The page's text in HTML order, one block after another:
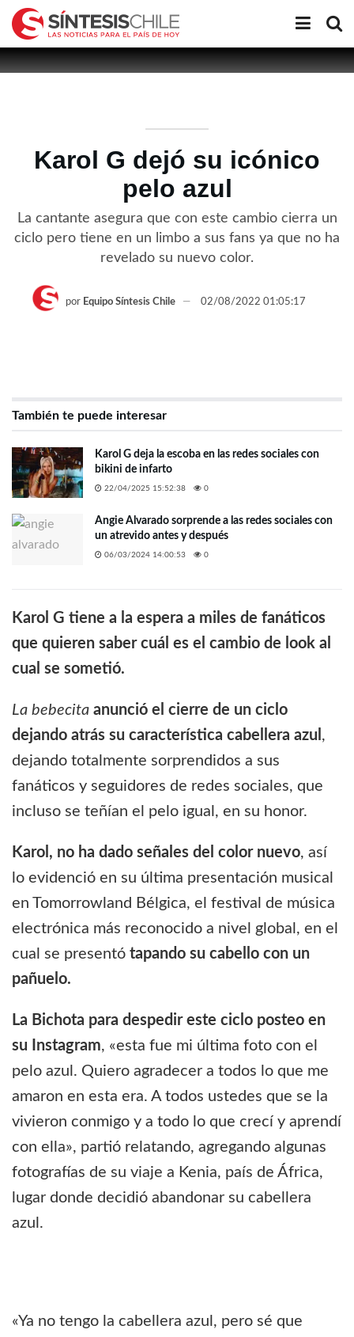
Karol G dejó su icónico
pelo azul
La cantante asegura que con este cambio cierra un
ciclo pero tiene en un limbo a sus fans ya que no ha
revelado su nuevo color.
por Equipo Síntesis Chile 02/08/2022 01:05:17
También te puede interesar
Karol G deja la escoba en las redes sociales con
bikini de infarto
22/04/2025 15:52:38 0
Angie Alvarado sorprende a las redes sociales con
un atrevido antes y después
06/03/2024 14:00:53 0
Karol G tiene a la espera a miles de fanáticos
que quieren saber cuál es el cambio de look al
cual se sometió.
La bebecita anunció el cierre de un ciclo
dejando atrás su característica cabellera azul ,
dejando totalmente sorprendidos a sus
fanáticos y seguidores de redes sociales, que
incluso se teñían el pelo igual, en su honor.
Karol, no ha dado señales del color nuevo, así
lo evidenció en su última presentación musical
en Tomorrowland Bélgica, el festival de música
electrónica más reconocido a nivel global, en el
cual se presentó tapando su cabello con un
pañuelo.
La Bichota para despedir este ciclo posteo en
su Instagram, «esta fue mi última foto con el
pelo azul. Quiero agradecer a todos lo que me
amaron en esta era. A todos ustedes que se la
vivieron conmigo y a todo lo que crecí y aprendí
con ella», partió relatando, agregando algunas
fotografías de su viaje a Kenia, país de África,
lugar donde decidió abandonar su cabellera
azul.
«Ya no tengo la cabellera azul, pero sé que